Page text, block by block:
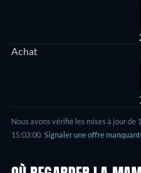
Achat
Nous avons vérifié les mises à jour de
15:03:00 Signaler une offre